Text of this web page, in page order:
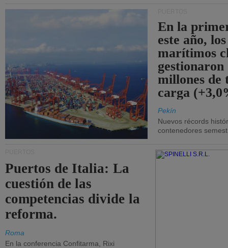
En la
este año,
marítimos
gestionaron
millones de
carga
Pekín
Nuevos récords
contenedores
Puertos de Italia: La
cuestión de las
competencias divide la
reforma.
Roma
En la conferencia Confitarma, Rixi